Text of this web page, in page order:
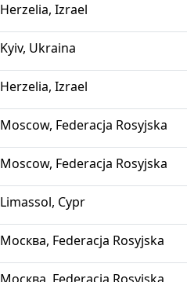
Herzelia, Izrael
Kyiv, Ukraina
Herzelia, Izrael
Moscow, Federacja Rosyjska
Moscow, Federacja Rosyjska
Limassol, Cypr
Москва, Federacja Rosyjska